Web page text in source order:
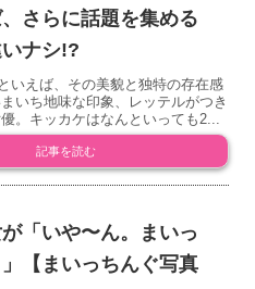
さらに話題を集める
ナシ!?
いえば、その美貌と独特の存在感
いち地味な印象、レッテルがつき
。キッカケはなんといっても2...
記事を読む
「いや〜ん。まいっ
【まいっちんぐ写真